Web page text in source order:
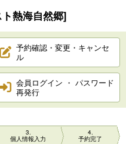
熱海自然郷]
予約確認・変更・キャンセ
ル
会員ログイン ・ パスワード
再発行
3
個人情報入力
4
予約完了